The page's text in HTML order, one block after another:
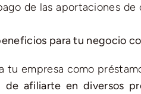
de las aportaciones
para tu negocio
tu empresa como
de afiliarte en diversos